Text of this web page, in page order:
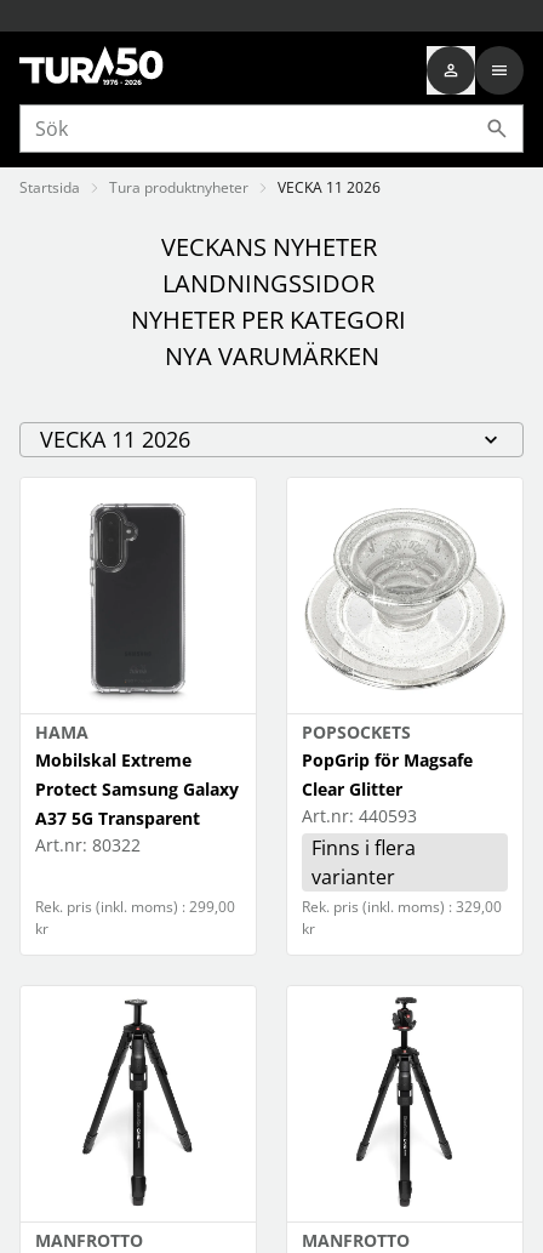
Startsida Tura produktnyheter VECKA 11 2026
VECKANS NYHETER
LANDNINGSSIDOR
NYHETER PER KATEGORI
NYA VARUMÄRKEN
VECKA 11 2026
Tura produktnyheter
VECKA 28 2026
VECKA 27 2026
VECKA 25 2026
VECKA 24 2026
VECKA 23 2026
VECKA 22 2026
VECKA 20 2026
VECKA 18 2026
VECKA 17 2026
VECKA 16 2026
VECKA 15 2026
VECKA 14 2026
HAMA
Mobilskal Extreme
Protect Samsung Galaxy
A37 5G Transparent
Art.nr: 80322
Rek. pris (inkl. moms) : 299,00
kr
POPSOCKETS
PopGrip för Magsafe
Clear Glitter
Art.nr: 440593
Finns i flera
varianter
Rek. pris (inkl. moms) : 329,00
kr
MANFROTTO
MANFROTTO